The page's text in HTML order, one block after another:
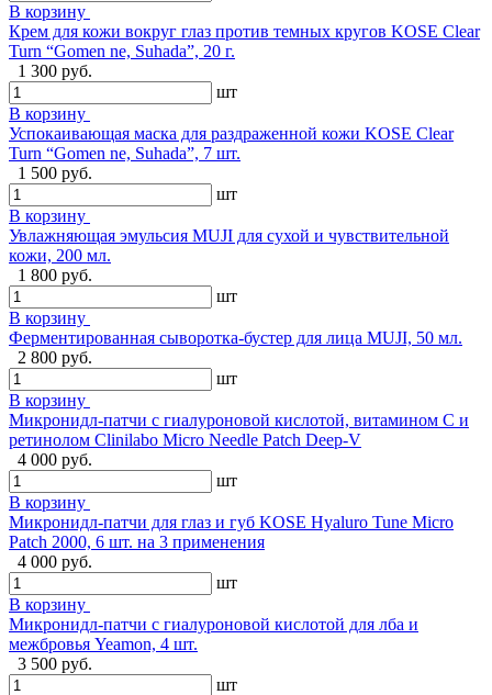
В корзину
Крем для кожи вокруг глаз против темных кругов KOSE Clear
Turn “Gomen ne, Suhada”, 20 г.
1 300 руб.
шт
В корзину
Успокаивающая маска для раздраженной кожи KOSE Clear
Turn “Gomen ne, Suhada”, 7 шт.
1 500 руб.
шт
В корзину
Увлажняющая эмульсия MUJI для сухой и чувствительной
кожи, 200 мл.
1 800 руб.
шт
В корзину
Ферментированная сыворотка-бустер для лица MUJI, 50 мл.
2 800 руб.
шт
В корзину
Микронидл-патчи с гиалуроновой кислотой, витамином C и
ретинолом Clinilabo Micro Needle Patch Deep-V
4 000 руб.
шт
В корзину
Микронидл-патчи для глаз и губ KOSE Hyaluro Tune Micro
Patch 2000, 6 шт. на 3 применения
4 000 руб.
шт
В корзину
Микронидл-патчи с гиалуроновой кислотой для лба и
межбровья Yeamon, 4 шт.
3 500 руб.
шт